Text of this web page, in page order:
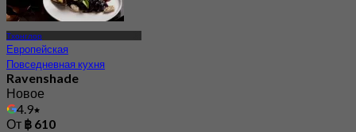
Тхонглор
Европейская
Повседневная кухня
Ravenshade
Новое
4.9
От ฿ 610